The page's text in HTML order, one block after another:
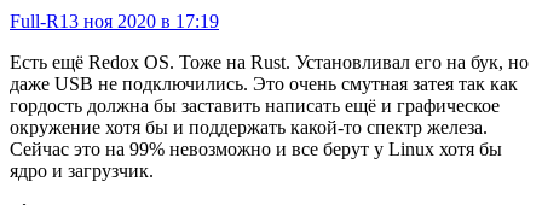
Full-R13 ноя 2020 в 17:19
Есть ещё Redox OS. Тоже на Rust. Установливал его на бук, но
даже USB не подключились. Это очень смутная затея так как
гордость должна бы заставить написать ещё и графическое
окружение хотя бы и поддержать какой-то спектр железа.
Сейчас это на 99% невозможно и все берут у Linux хотя бы
ядро и загрузчик.